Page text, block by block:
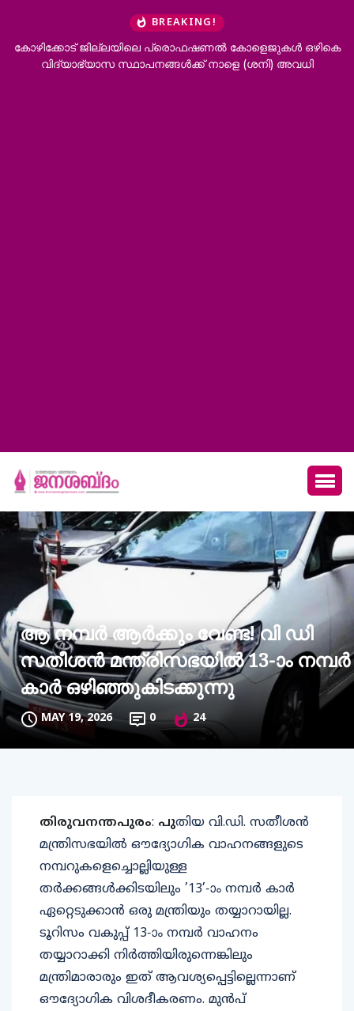
BREAKING!
ജില്ലയിലെ പ്രൊഫഷണൽ കോളെജുകൾ ഒഴികെ
സ്ഥാപനങ്ങൾക്ക് നാളെ (ശനി) അവധി
വേണം’;
ആ നമ്പർ ആർക്കും വേണ്ട! വി ഡി
സതീശൻ മന്ത്രിസഭയിൽ 13-ാം നമ്പർ
കാർ ഒഴിഞ്ഞുകിടക്കുന്നു
MAY 19, 2026 0 24
തിരുവനന്തപുരം: പുതിയ വി.ഡി. സതീശൻ
മന്ത്രിസഭയിൽ ഔദ്യോഗിക വാഹനങ്ങളുടെ
നമ്പറുകളെച്ചൊല്ലിയുള്ള
തർക്കങ്ങൾക്കിടയിലും ’13’-ാം നമ്പർ കാർ
ഏറ്റെടുക്കാൻ ഒരു മന്ത്രിയും തയ്യാറായില്ല.
ടൂറിസം വകുപ്പ് 13-ാം നമ്പർ വാഹനം
തയ്യാറാക്കി നിർത്തിയിരുന്നെങ്കിലും
മന്ത്രിമാരാരും ഇത് ആവശ്യപ്പെട്ടില്ലെന്നാണ്
ഔദ്യോഗിക വിശദീകരണം. മുൻപ്